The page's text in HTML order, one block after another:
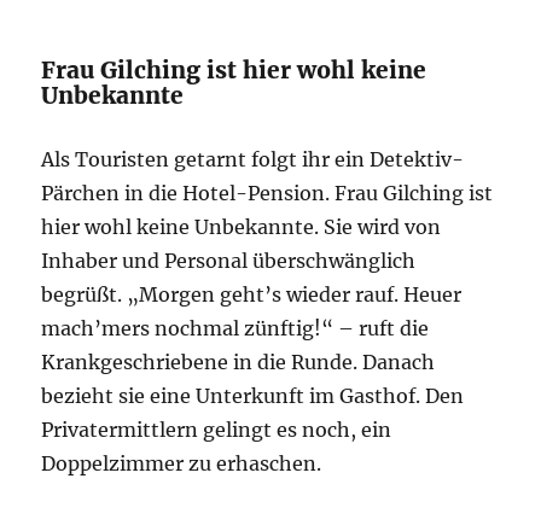
Frau Gilching ist hier wohl keine
Unbekannte
Als Touristen getarnt folgt ihr ein Detektiv-
Pärchen in die Hotel-Pension. Frau Gilching ist
hier wohl keine Unbekannte. Sie wird von
Inhaber und Personal überschwänglich
begrüßt. „Morgen geht’s wieder rauf. Heuer
mach’mers nochmal zünftig!“ – ruft die
Krankgeschriebene in die Runde. Danach
bezieht sie eine Unterkunft im Gasthof. Den
Privatermittlern gelingt es noch, ein
Doppelzimmer zu erhaschen.